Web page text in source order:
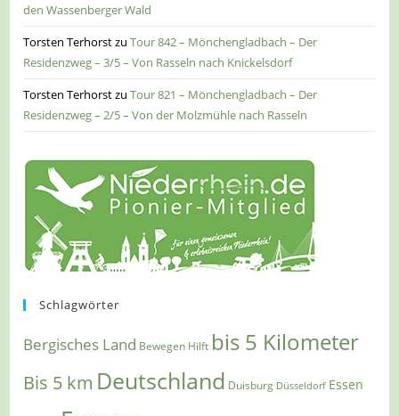
den Wassenberger Wald
Torsten TerhorstzuTour 842 – Mönchengladbach – Der
Residenzweg – 3/5 – Von Rasseln nach Knickelsdorf
Torsten TerhorstzuTour 821 – Mönchengladbach – Der
Residenzweg – 2/5 – Von der Molzmühle nach Rasseln
Schlagwörter
Bergisches Land Bewegen Hilft bis 5 Kilometer
Bis 5 km Deutschland Duisburg Düsseldorf Essen